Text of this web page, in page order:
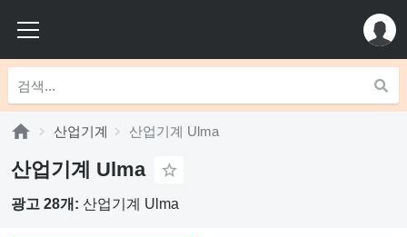
산업기계 산업기계 Ulma
산업기계 Ulma
광고 28개: 산업기계 Ulma